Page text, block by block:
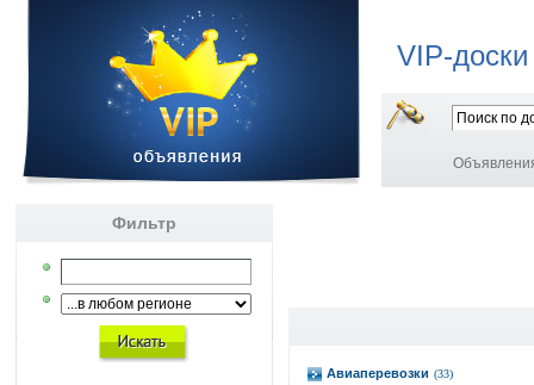
VIP-
Фильтр
Авиаперевозки (33)